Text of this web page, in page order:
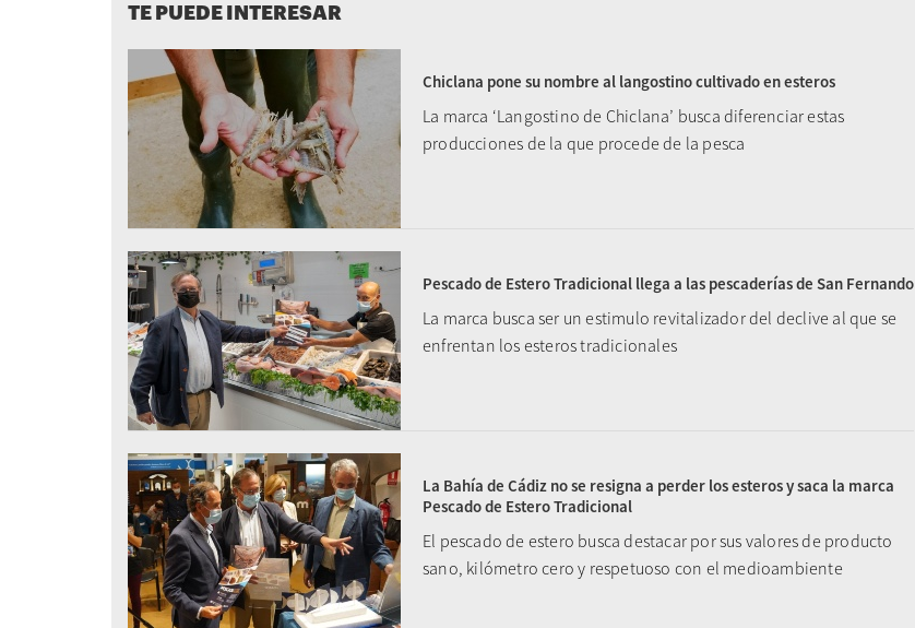
TE PUEDE INTERESAR
Chiclana pone su nombre al langostino cultivado en esteros
La marca ‘Langostino de Chiclana’ busca diferenciar estas
producciones de la que procede de la pesca
Pescado de Estero Tradicional llega a las pescaderías de San Fernando
La marca busca ser un estimulo revitalizador del declive al que se
enfrentan los esteros tradicionales
La Bahía de Cádiz no se resigna a perder los esteros y saca la marca
Pescado de Estero Tradicional
El pescado de estero busca destacar por sus valores de producto
sano, kilómetro cero y respetuoso con el medioambiente